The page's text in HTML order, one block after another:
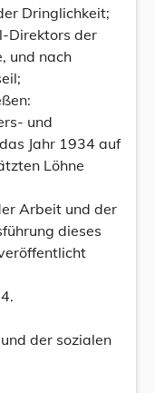
Dringlichkeit;
Direktors der
und nach
und
Jahr 1934 auf
Löhne
Arbeit und der
dieses
der sozialen